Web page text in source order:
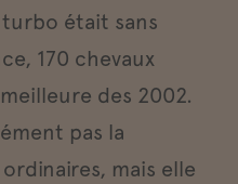
était sans
170 chevaux
des 2002.
pas la
mais elle